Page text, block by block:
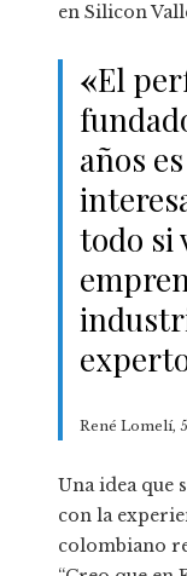
en Silicon
«El
años
todo si
René Lomelí,
Una idea que
con la
colombiano